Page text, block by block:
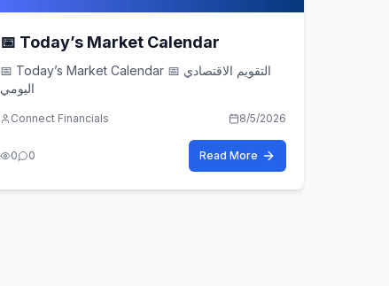
📅 Today’s Market Calendar
📅 Today’s Market Calendar 📅 التقويم الاقتصادي
اليومي
Connect Financials 8/5/2026
0 0 Read More